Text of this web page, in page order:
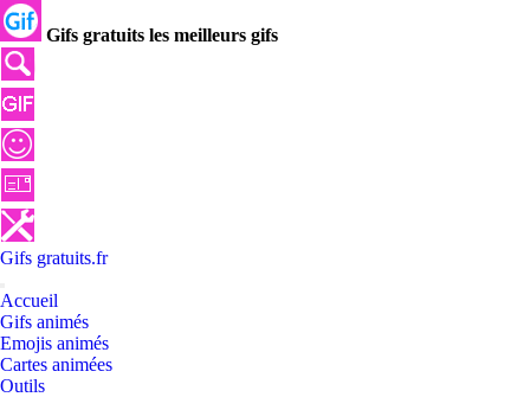
Gifs gratuits les meilleurs gifs
Gifs gratuits.fr
Accueil
Gifs animés
Emojis animés
Cartes animées
Outils